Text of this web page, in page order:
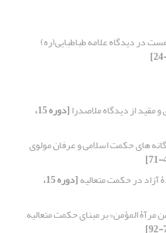
در دیدگاه علامه طباطبایی(ره)
مقید از دیدگاه ملاصدرا [دوره 15،
های حکمت اسلامی و عرفان مولوی
آزاد در حکمت متعالیه [دوره 15،
مرآۀ المؤمن» بر مبنای حکمت متعالیه